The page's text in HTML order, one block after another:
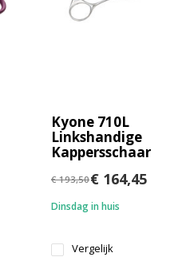
Kyone 710L
Linkshandige
Kappersschaar
€ 193,50€ 164,45
Dinsdag in huis
Vergelijk